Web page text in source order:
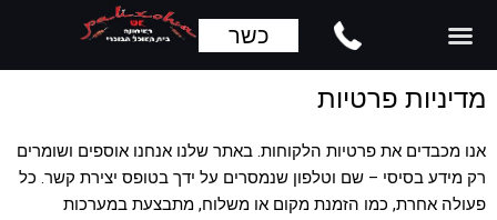
כשר
מדיניות פרטיות
אנו מכבדים את פרטיות הלקוחות. באתר שלנו אנחנו אוספים ושומרים
רק מידע בסיסי – שם וטלפון שנמסרים על ידך בטופס יצירת קשר. כל
פעולה אחרת, כמו הזמנת מקום או משלוח, מתבצעת במערכות